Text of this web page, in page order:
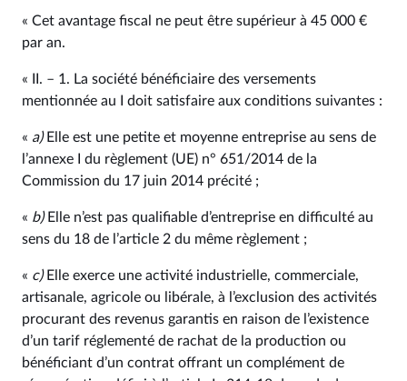
« Cet avantage fiscal ne peut être supérieur à 45 000 €
par an.
« II. – 1. La société bénéficiaire des versements
mentionnée au I doit satisfaire aux conditions suivantes :
« a)Elle est une petite et moyenne entreprise au sens de
l’annexe I du règlement (UE) n° 651/2014 de la
Commission du 17 juin 2014 précité ;
« b)Elle n’est pas qualifiable d’entreprise en difficulté au
sens du 18 de l’article 2 du même règlement ;
« c)Elle exerce une activité industrielle, commerciale,
artisanale, agricole ou libérale, à l’exclusion des activités
procurant des revenus garantis en raison de l’existence
d’un tarif réglementé de rachat de la production ou
bénéficiant d’un contrat offrant un complément de